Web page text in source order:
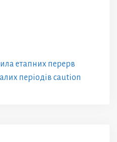
етапних перерв
періодів caution